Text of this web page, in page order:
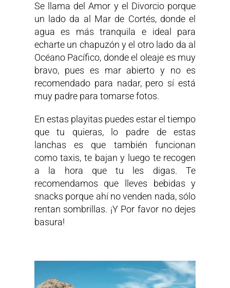
Se llama del Amor y el Divorcio porque
un lado da al Mar de Cortés, donde el
agua es más tranquila e ideal para
echarte un chapuzón y el otro lado da al
Océano Pacífico, donde el oleaje es muy
bravo, pues es mar abierto y no es
recomendado para nadar, pero sí está
muy padre para tomarse fotos.
En estas playitas puedes estar el tiempo
que tu quieras, lo padre de estas
lanchas es que también funcionan
como taxis, te bajan y luego te recogen
a la hora que tu les digas. Te
recomendamos que lleves bebidas y
snacks porque ahí no venden nada, sólo
rentan sombrillas. ¡Y Por favor no dejes
basura!